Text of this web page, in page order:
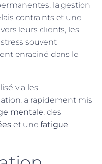
la gestion
contraints et une
leurs clients, les
souvent
enraciné dans le
via les
a rapidement mis
mentale, des
et une fatigue